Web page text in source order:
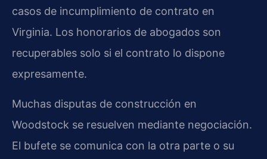
casos de incumplimiento de contrato en
Virginia. Los honorarios de abogados son
recuperables solo si el contrato lo dispone
expresamente.
Muchas disputas de construcción en
Woodstock se resuelven mediante negociación.
El bufete se comunica con la otra parte o su